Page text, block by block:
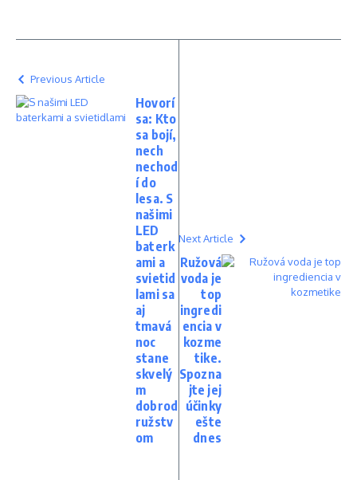
Previous Article
Hovorí
sa: Kto
sa bojí,
nech
nechod
í do
lesa. S
našimi
LED
baterk
ami a
svietid
lami sa
aj
tmavá
noc
stane
skvelý
m
dobrod
ružstv
om
Next Article
Ružová
voda je
top
ingredi
encia v
kozme
tike.
Spozna
jte jej
účinky
ešte
dnes